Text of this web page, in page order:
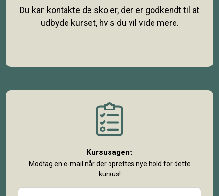
Du kan kontakte de skoler, der er godkendt til at
udbyde kurset, hvis du vil vide mere.
Kursusagent
Modtag en e-mail når der oprettes nye hold for dette
kursus!